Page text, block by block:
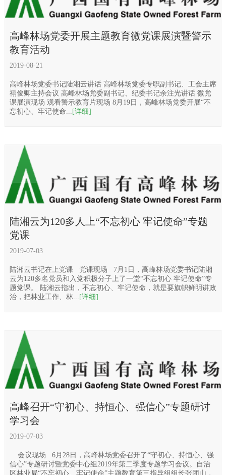
高峰林场党委开展主题教育微党课展演暨警示
教育活动
2019-08-21
高峰林场党委书记陆湘云讲话 高峰林场党委专职副书记、工会主席
禤俊卿主持会议 高峰林场党委副书记、纪委书记余注光讲话 微党
课展演现场 观看警示教育片现场 8月19日，高峰林场党委开展“不
忘初心、牢记使命... [详细]
陆湘云为120多人上“不忘初心 牢记使命”专题
党课
2019-07-03
陆湘云书记在上党课 党课现场 7月1日，高峰林场党委书记陆湘
云为120多名党员和入党积极分子上了一堂“不忘初心 牢记使命”专
题党课。 陆湘云指出，不忘初心、牢记使命，就是要旗帜鲜明讲政
治，把林业工作、林... [详细]
高峰召开“守初心、持恒心、强信心”专题研讨
学习会
2019-07-03
会议现场 6月28日，高峰林场党委召开了“守初心、持恒心、强
信心”专题研讨暨党委中心组2019年第二季度专题学习会议。自治
区林业局“不忘初心、牢记使命”主题教育第三指导组组长张团山，